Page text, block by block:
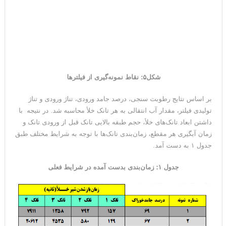
شکل۵: نقاط نمونه‌گیری از فیلترها
بر اساس نتایج رطوبت سنجی، درصد جامد ورودی، تناژ ورودی و تناژ
تولیدی فیلتر، مقدار آب انتقالی به هر تانک خلأ محاسبه شد. در نتیجه با
داشتن ابعاد تانک‌های خلأ، حجم طبقه بالایی تانک قبل از ورودی تانک و
زمان آبگیری هر مقطع، زمان‌بندی تانک‌ها با توجه ‌به شرایط مختلف طبق
جدول ۱ به دست آمد.
جدول ۱: زمان‌بندی بدست آمده در شرایط فعلی